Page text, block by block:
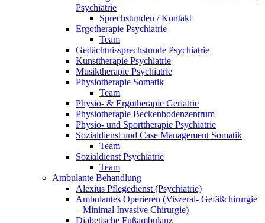
Psychiatrie
Sprechstunden / Kontakt
Ergotherapie Psychiatrie
Team
Gedächtnissprechstunde Psychiatrie
Kunsttherapie Psychiatrie
Musiktherapie Psychiatrie
Physiotherapie Somatik
Team
Physio- & Ergotherapie Geriatrie
Physiotherapie Beckenbodenzentrum
Physio- und Sporttherapie Psychiatrie
Sozialdienst und Case Management Somatik
Team
Sozialdienst Psychiatrie
Team
Ambulante Behandlung
Alexius Pflegedienst (Psychiatrie)
Ambulantes Operieren (Viszeral- Gefäßchirurgie
– Minimal Invasive Chirurgie)
Diabetische Fußambulanz